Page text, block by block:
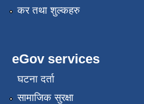
कर तथा शुल्कहरु
eGov services
घटना दर्ता
सामाजिक सुरक्षा